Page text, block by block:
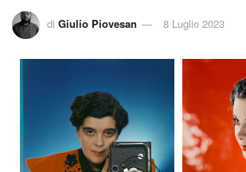
di Giulio Piovesan 8 Luglio 2023